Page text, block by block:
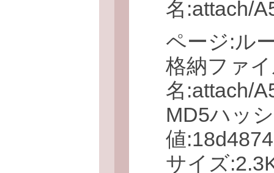
名:attach/
ページ:ル
格納ファ
名:attach/
MD5ハッ
値
サイズ